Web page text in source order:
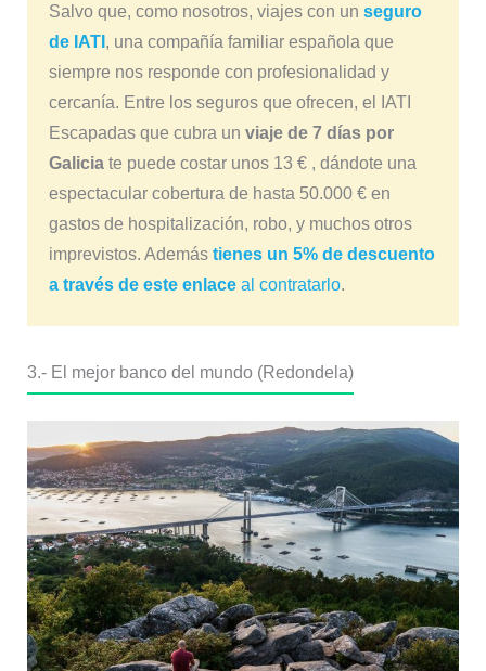
Salvo que, como nosotros, viajes con un seguro
de IATI , una compañía familiar española que
siempre nos responde con profesionalidad y
cercanía. Entre los seguros que ofrecen, el IATI
Escapadas que cubra un viaje de 7 días por
Galicia te puede costar unos 13 € , dándote una
espectacular cobertura de hasta 50.000 € en
gastos de hospitalización, robo, y muchos otros
imprevistos. Además tienes un 5% de descuento
a través de este enlaceal contratarlo.
3.- El mejor banco del mundo (Redondela)